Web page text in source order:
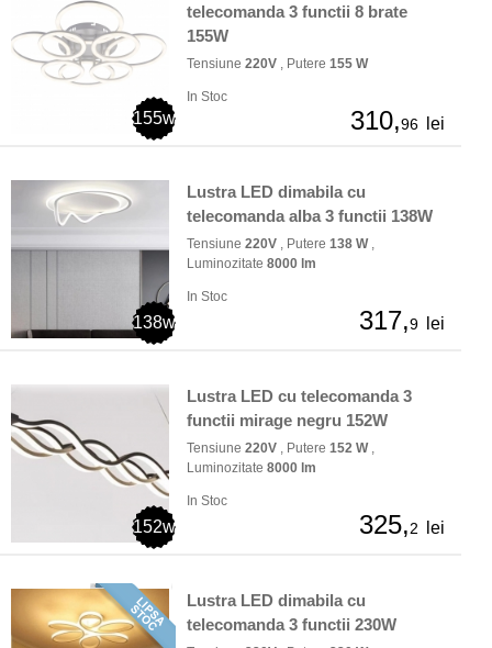
155w
telecomanda 3 functii 8 brate
155W
Tensiune 220V , Putere 155 W
In Stoc
310,96 lei
138w
Lustra LED dimabila cu
telecomanda alba 3 functii 138W
Tensiune 220V , Putere 138 W,
Luminozitate 8000 lm
In Stoc
317,9 lei
152w
Lustra LED cu telecomanda 3
functii mirage negru 152W
Tensiune 220V , Putere 152 W,
Luminozitate 8000 lm
In Stoc
325,2 lei
Lustra LED dimabila cu
telecomanda 3 functii 230W